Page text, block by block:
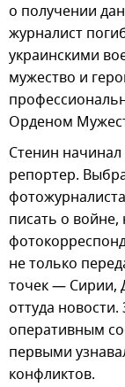
о получении
журналист
украинскими
мужество и
Орденом
Стенин
репортер.
писать о
не только
точек — Сирии,
оттуда
оперативным
первыми
конфликтов.